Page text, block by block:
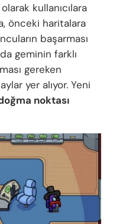
kullanıcılara
önceki haritalara
başarması
geminin farklı
gereken
yer alıyor. Yeni
noktası